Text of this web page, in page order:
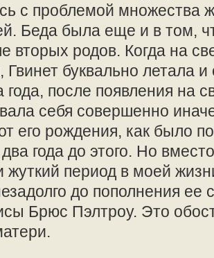
с проблемой
Беда была еще и в том,
вторых родов. Когда на
Гвинет буквально летала
года, после появления на
себя совершенно
его рождения, как было
года до этого. Но
жуткий период в моей
до пополнения ее
Брюс Пэлтроу. Это